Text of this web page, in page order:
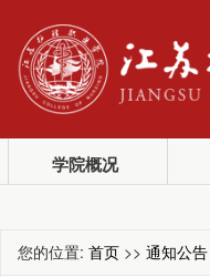
学院概况
您的位置: 首页 >> 通知公告